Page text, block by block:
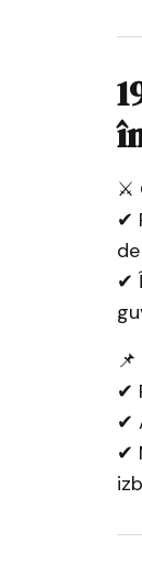
⚔
✔
✔
📌
✔
✔
✔